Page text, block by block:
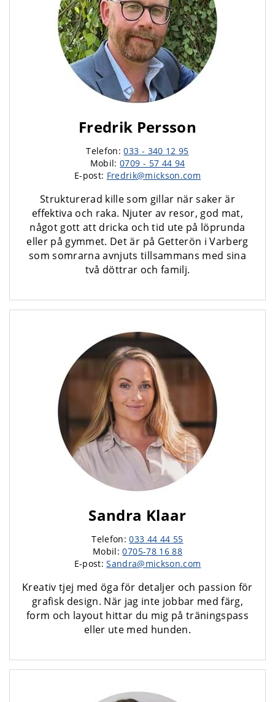
Fredrik Persson
Telefon:033 - 340 12 95
Mobil:0709 - 57 44 94
E-post: Fredrik@mickson.com
Strukturerad kille som gillar när saker är
effektiva och raka. Njuter av resor, god mat,
något gott att dricka och tid ute på löprunda
eller på gymmet. Det är på Getterön i Varberg
som somrarna avnjuts tillsammans med sina
två döttrar och familj.
Sandra Klaar
Telefon:033 44 44 55
Mobil:0705-78 16 88
E-post:Sandra@mickson.com
Kreativ tjej med öga för detaljer och passion för
grafisk design. När jag inte jobbar med färg,
form och layout hittar du mig på träningspass
eller ute med hunden.